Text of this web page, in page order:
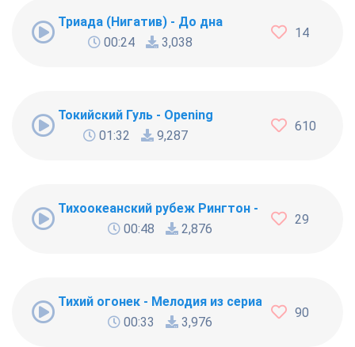
Триада (Нигатив) - До дна
00:24
3,038
14
Токийский Гуль - Opening
01:32
9,287
610
Тихоокеанский рубеж Рингтон - Тема из
00:48
2,876
29
Тихий огонек - Мелодия из сериала
00:33
3,976
90